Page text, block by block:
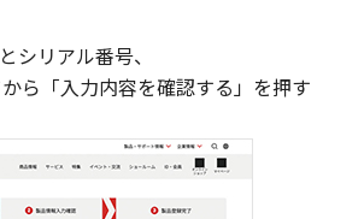
シリアル番号、
ら「入力内容を確認する」を押す